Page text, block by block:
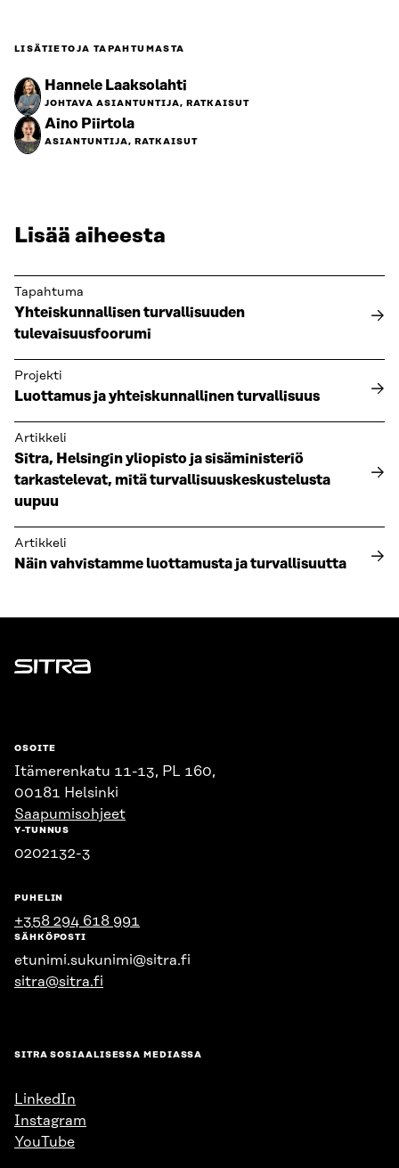
LISÄTIETOJA TAPAHTUMASTA
Hannele Laaksolahti
JOHTAVA ASIANTUNTIJA, RATKAISUT
Aino Piirtola
ASIANTUNTIJA, RATKAISUT
Lisää aiheesta
Tapahtuma
Yhteiskunnallisen turvallisuuden
tulevaisuusfoorumi
Projekti
Luottamus ja yhteiskunnallinen turvallisuus
Artikkeli
Sitra, Helsingin yliopisto ja sisäministeriö
tarkastelevat, mitä turvallisuuskeskustelusta
uupuu
Artikkeli
Näin vahvistamme luottamusta ja turvallisuutta
Sitra
OSOITE
Itämerenkatu 11-13, PL 160,
00181 Helsinki
Saapumisohjeet
Y-TUNNUS
0202132-3
PUHELIN
+358 294 618 991
SÄHKÖPOSTI
etunimi.sukunimi@sitra.fi
sitra@sitra.fi
SITRA SOSIAALISESSA MEDIASSA
LinkedIn
Instagram
YouTube